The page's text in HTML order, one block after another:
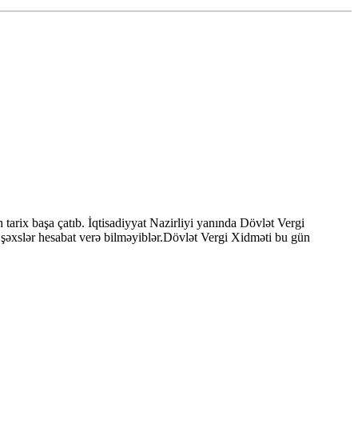
başa çatıb. İqtisadiyyat Nazirliyi yanında Dövlət Vergi
hesabat verə bilməyiblər.Dövlət Vergi Xidməti bu gün